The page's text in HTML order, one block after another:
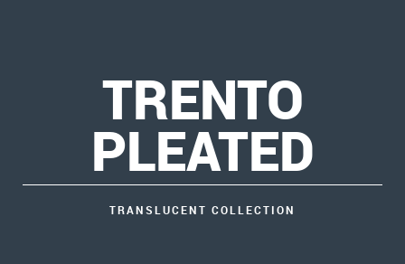
TRENTO
PLEATED
TRANSLUCENT COLLECTION